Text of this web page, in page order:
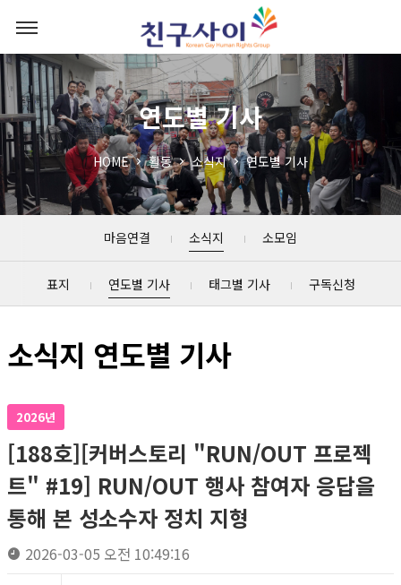
연도별 기사
HOME 활동 소식지 연도별 기사
마음연결 소식지 소모임
표지 연도별 기사 태그별 기사 구독신청
소식지 연도별 기사
2026년
[188호][커버스토리 "RUN/OUT 프로젝
트" #19] RUN/OUT 행사 참여자 응답을
통해 본 성소수자 정치 지형
2026-03-05 오전 10:49:16